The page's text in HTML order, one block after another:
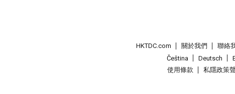
HKTDC.com 關於我們 聯絡
Čeština
Deutsch
使用條款
私隱政策